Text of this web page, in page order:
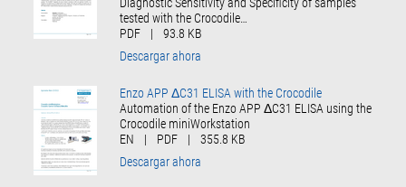
tested with the Crocodile…
PDF
|
93.8 KB
Descargar ahora
Enzo APP ΔC31 ELISA with the Crocodile
Automation of the Enzo APP ΔC31 ELISA using the
Crocodile miniWorkstation
EN
| PDF |
355.8 KB
Descargar ahora